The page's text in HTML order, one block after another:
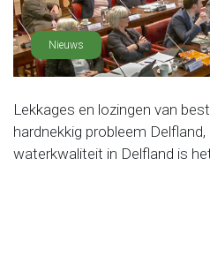
Nieuws
Lekkages en lozingen van
hardnekkig probleem
waterkwaliteit in Delfland is